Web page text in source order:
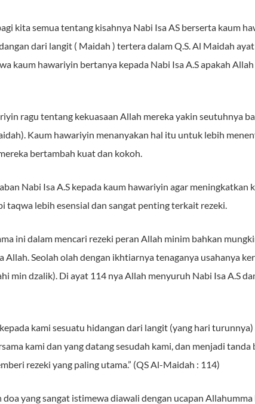
kita semua tentang kisahnya Nabi Isa AS berserta kaum
dari langit ( Maidah ) tertera dalam Q.S. Al Maidah
kaum hawariyin bertanya kepada Nabi Isa A.S apakah
ragu tentang kekuasaan Allah mereka yakin seutuhnya
Kaum hawariyin menanyakan hal itu untuk lebih
bertambah kuat dan kokoh.
Nabi Isa A.S kepada kaum hawariyin agar meningkatkan
taqwa lebih esensial dan sangat penting terkait rezeki.
ini dalam mencari rezeki peran Allah minim bahkan
Seolah olah dengan ikhtiarnya tenaganya usahanya
min dzalik). Di ayat 114 nya Allah menyuruh Nabi Isa A.S
kami sesuatu hidangan dari langit (yang hari
kami dan yang datang sesudah kami, dan menjadi tanda
rezeki yang paling utama.” (QS Al-Maidah : 114)
yang sangat istimewa diawali dengan ucapan Allahumma